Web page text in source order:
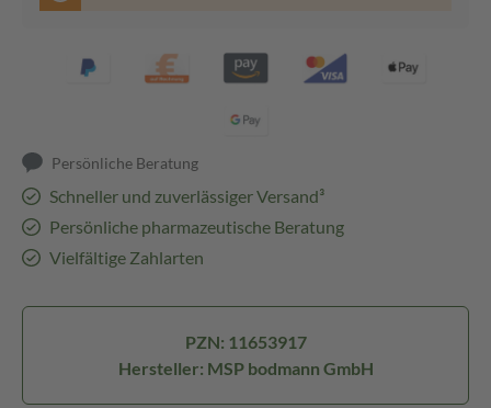
Persönliche Beratung
Schneller und zuverlässiger Versand³
Persönliche pharmazeutische Beratung
Vielfältige Zahlarten
PZN: 11653917
Hersteller: MSP bodmann GmbH